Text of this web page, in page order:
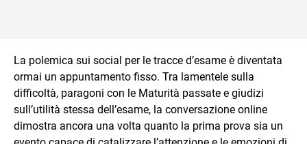
La polemica sui social per le tracce d’esame è diventata
ormai un appuntamento fisso. Tra lamentele sulla
difficoltà, paragoni con le Maturità passate e giudizi
sull’utilità stessa dell’esame, la conversazione online
dimostra ancora una volta quanto la prima prova sia un